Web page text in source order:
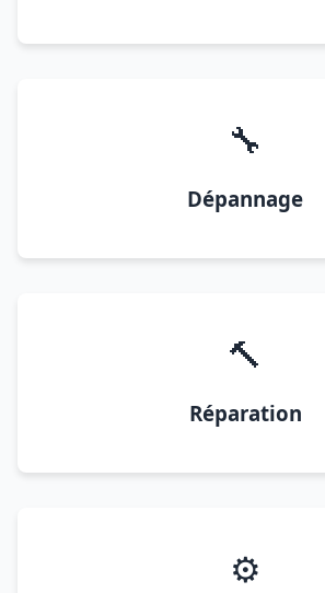
🔧
Dépannage
🔨
Réparation
⚙️